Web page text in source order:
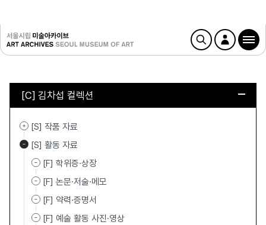
[C] 김차섭 컬렉션
[S] 작품 자료
[S] 활동 자료
[F] 학위증·상장
[F] 논문·저술·메모
[F] 약력·증명서
[F] 예술 활동 사진·영상